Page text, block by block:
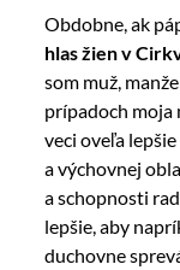
Obdobne, ak
hlas žien v
som muž,
prípadoch moja
veci oveľa
a výchovnej
a schopnosti
lepšie, aby
duchovne